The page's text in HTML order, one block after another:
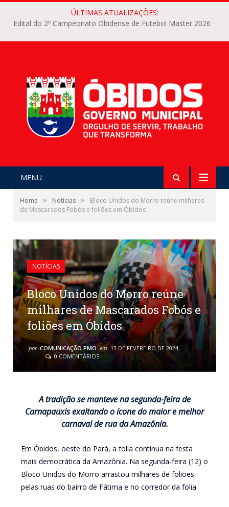
ÚLTIMAS ATUALIZAÇÕES:
Edital do 2º Campeonato Obidense de Futebol Master 2026
MENU
Home » Notícias »
Bloco Unidos do Morro reúne milhares
de Mascarados Fobós e foliões em Óbidos
NOTÍCIAS
Bloco Unidos do Morro reúne
milhares de Mascarados Fobós e
foliões em Óbidos
por COMUNICAÇÃO PMO em 13 DE FEVEREIRO DE 2024
0 COMENTÁRIOS
A tradição se manteve na segunda-feira de
Carnapauxis exaltando o ícone do maior e melhor
carnaval de rua da Amazônia.
Em Óbidos, oeste do Pará, a folia continua na festa
mais democrática da Amazônia. Na segunda-feira (12) o
Bloco Unidos do Morro arrastou milhares de foliões
pelas ruas do bairro de Fátima e no corredor da folia.